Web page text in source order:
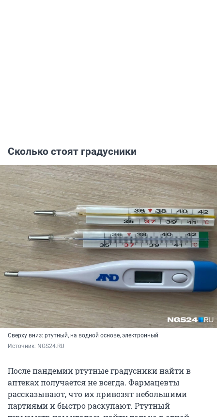
Сколько стоят градусники
Сверху вниз: ртутный, на водной основе, электронный
Источник: NGS24.RU
После пандемии ртутные градусники найти в
аптеках получается не всегда. Фармацевты
рассказывают, что их привозят небольшими
партиями и быстро раскупают. Ртутный